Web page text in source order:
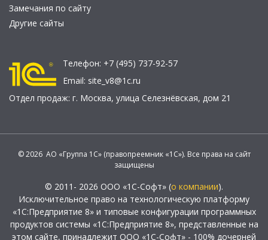
Замечания по сайту
Другие сайты
Телефон: +7 (495) 737-92-57
Email: site_v8@1c.ru
Отдел продаж: г. Москва, улица Селезнёвская, дом 21
© 2026 АО «Группа 1С» (правопреемник «1С»). Все права на сайт
защищены
© 2011- 2026 ООО «1С-Софт» (о компании).
Исключительное право на технологическую платформу
«1С:Предприятие 8» и типовые конфигурации программных
продуктов системы «1С:Предприятие 8», представленные на
этом сайте, принадлежит ООО «1С-Софт» - 100% дочерней